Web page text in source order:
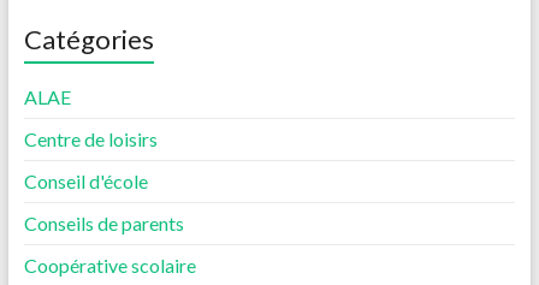
Catégories
ALAE
Centre de loisirs
Conseil d'école
Conseils de parents
Coopérative scolaire